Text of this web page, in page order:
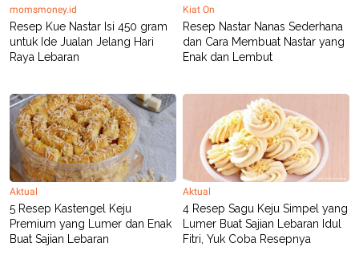
momsmoney.id
Resep Kue Nastar Isi 450 gram
untuk Ide Jualan Jelang Hari
Raya Lebaran
Kiat On
Resep Nastar Nanas Sederhana
dan Cara Membuat Nastar yang
Enak dan Lembut
Aktual
5 Resep Kastengel Keju
Premium yang Lumer dan Enak
Buat Sajian Lebaran
Aktual
4 Resep Sagu Keju Simpel yang
Lumer Buat Sajian Lebaran Idul
Fitri, Yuk Coba Resepnya